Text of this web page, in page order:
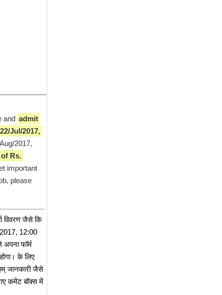
and admit
22/Jul/2017,
2017,
Rs.
important
please
विवरण जैसे कि
2017, 12:00
फॉर्म
के लिए
जानकारी जैसे
कमेंट बॉक्स में